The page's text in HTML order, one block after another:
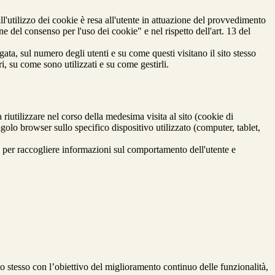
dei cookie è resa all'utente in attuazione del provvedimento
del consenso per l'uso dei cookie" e nel rispetto dell'art. 13 del
sul numero degli utenti e su come questi visitano il sito stesso
su come sono utilizzati e su come gestirli.
nel corso della medesima visita al sito (cookie di
browser sullo specifico dispositivo utilizzato (computer, tablet,
raccogliere informazioni sul comportamento dell'utente e
con l’obiettivo del miglioramento continuo delle funzionalità,